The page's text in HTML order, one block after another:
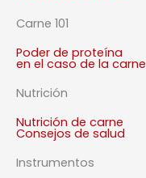
a
a
d
o
Carne 101
Poder de proteína
en el caso de la carne
Nutrición
Nutrición de carne
Consejos de salud
Instrumentos